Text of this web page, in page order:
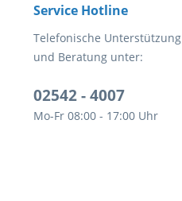
Service Hotline
Telefonische Unterstützung
und Beratung unter:
02542 - 4007
Mo-Fr 08:00 - 17:00 Uhr